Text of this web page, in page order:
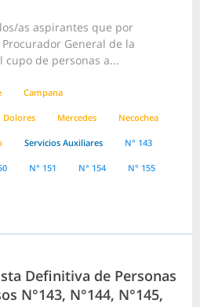
as aspirantes que por
General de la
de personas a...
Campana
Dolores Mercedes Necochea
Servicios Auxiliares N° 143
N° 151 N° 154 N° 155
Definitiva de Personas
N°143, N°144, N°145,